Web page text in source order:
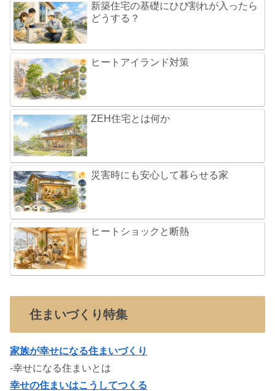
新築住宅の基礎にひび割れが入ったら
どうする？
ヒートアイランド対策
ZEH住宅とは何か
災害時にも安心して暮らせる家
ヒートショックと断熱
住まいづくり特集
家族が幸せになる住まいづくり
-幸せになる住まいとは
幸せの住まいはこうしてつくる